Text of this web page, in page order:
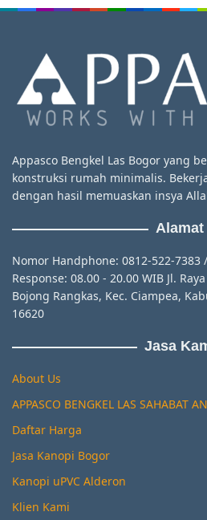
Appasco Bengkel Las Bogor yang
konstruksi rumah minimalis.
dengan hasil memuaskan insya
Alamat
Nomor Handphone: 0812-522-7383
Response: 08.00 - 20.00 WIB Jl.
Bojong Rangkas, Kec. Ciampea,
16620
Jasa
About Us
APPASCO BENGKEL LAS SAHABAT
Daftar Harga
Jasa Kanopi Bogor
Kanopi uPVC Alderon
Klien Kami